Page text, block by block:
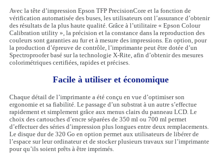
Avec la tête d’impression Epson TFP PrecisionCore et la fonction de
vérification automatisée des buses, les utilisateurs ont l’assurance d’obtenir
des résultats de la plus haute qualité. Grâce à l’utilitaire « Epson Colour
Calibration utility », la précision et la constance dans la reproduction des
couleurs sont garanties au fur et à mesure des impressions. En option, pour
la production d’épreuve de contrôle, l’imprimante peut être dotée d’un
Spectroproofer basé sur la technologie X-Rite, afin d’obtenir des mesures
colorimétriques certifiées, rapides et précises.
Facile à utiliser et économique
Chaque détail de l’imprimante a été conçu en vue d’optimiser son
ergonomie et sa fiabilité. Le passage d’un substrat à un autre s’effectue
rapidement et simplement grâce aux menus clairs du panneau LCD. Le
choix des cartouches d’encre séparées de 350 ml ou 700 ml permet
d’effectuer des séries d’impression plus longues entre deux remplacements.
Le disque dur de 320 Go en option permet aux utilisateurs de libérer de
l’espace sur leur ordinateur et de stocker plusieurs travaux sur l’imprimante
pour qu’ils soient prêts à être imprimés.